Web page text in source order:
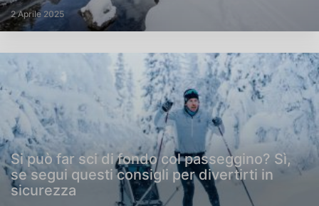
2 Aprile 2025
Si può far sci di fondo col passeggino? Sì,
se segui questi consigli per divertirti in
sicurezza